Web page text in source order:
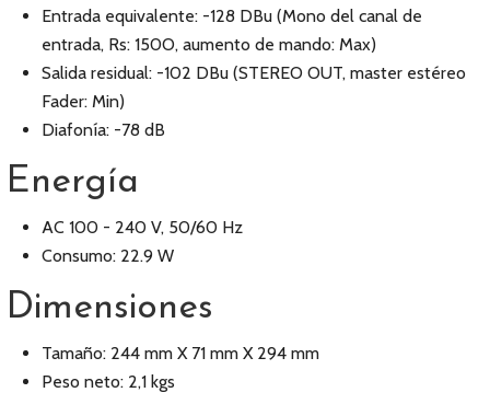
Entrada equivalente: -128 DBu (Mono del canal de
entrada, Rs: 150O, aumento de mando: Max)
Salida residual: -102 DBu (STEREO OUT, master estéreo
Fader: Min)
Diafonía: -78 dB
Energía
AC 100 - 240 V, 50/60 Hz
Consumo: 22.9 W
Dimensiones
Tamaño: 244 mm X 71 mm X 294 mm
Peso neto: 2,1 kgs